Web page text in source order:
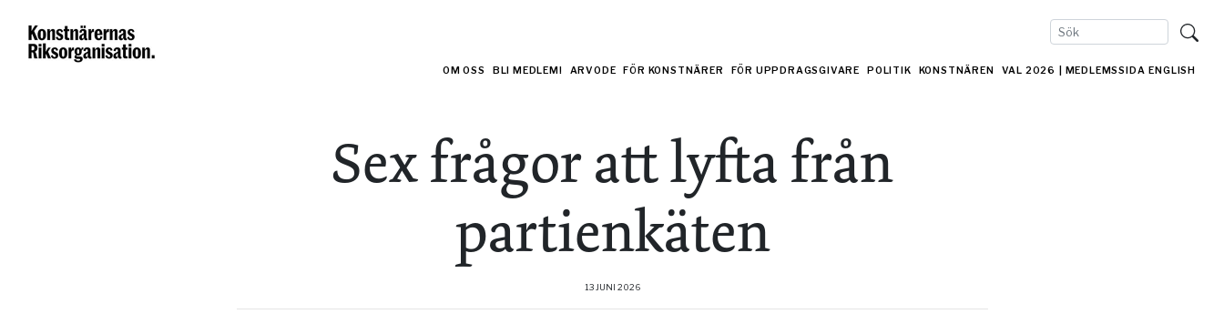
OM OSS BLI MEDLEM! ARVODE FÖR KONSTNÄRER FÖR UPPDRAGSGIVARE POLITIK KONSTNÄREN VAL 2026 | MEDLEMSSIDA ENGLISH
Sex frågor att lyfta från
partienkäten
13 JUNI 2026